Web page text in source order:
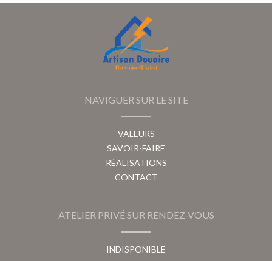
NAVIGUER SUR LE SITE
VALEURS
SAVOIR-FAIRE
RÉALISATIONS
CONTACT
ATELIER PRIVÉ SUR RENDEZ-VOUS
INDISPONIBLE